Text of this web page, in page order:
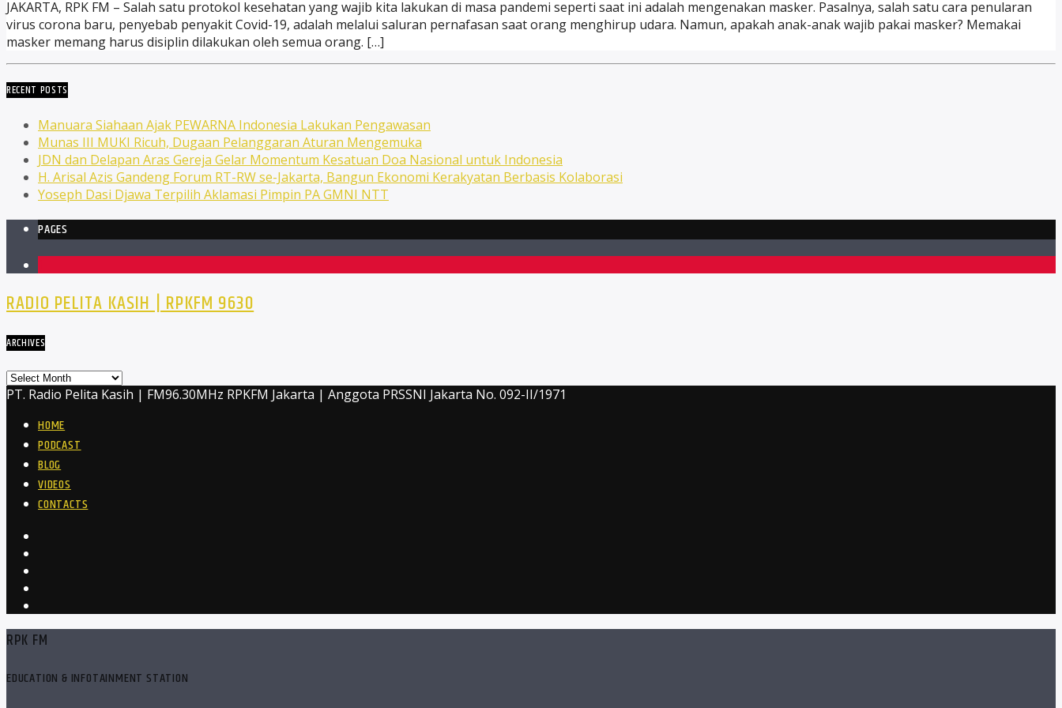
JAKARTA, RPK FM – Salah satu protokol kesehatan yang wajib kita lakukan di masa pandemi seperti saat ini adalah mengenakan masker. Pasalnya, salah satu cara penularan
virus corona baru, penyebab penyakit Covid-19, adalah melalui saluran pernafasan saat orang menghirup udara. Namun, apakah anak-anak wajib pakai masker? Memakai
masker memang harus disiplin dilakukan oleh semua orang. […]
RECENT POSTS
Manuara Siahaan Ajak PEWARNA Indonesia Lakukan Pengawasan
Munas III MUKI Ricuh, Dugaan Pelanggaran Aturan Mengemuka
JDN dan Delapan Aras Gereja Gelar Momentum Kesatuan Doa Nasional untuk Indonesia
H. Arisal Azis Gandeng Forum RT-RW se-Jakarta, Bangun Ekonomi Kerakyatan Berbasis Kolaborasi
Yoseph Dasi Djawa Terpilih Aklamasi Pimpin PA GMNI NTT
PAGES
RADIO PELITA KASIH | RPKFM 9630
ARCHIVES
Archives
PT. Radio Pelita Kasih | FM96.30MHz RPKFM Jakarta | Anggota PRSSNI Jakarta No. 092-II/1971
HOME
PODCAST
BLOG
VIDEOS
CONTACTS
RPK FM
EDUCATION & INFOTAINMENT STATION